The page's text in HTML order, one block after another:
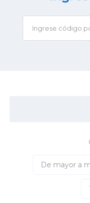
Ingrese código
De mayor a